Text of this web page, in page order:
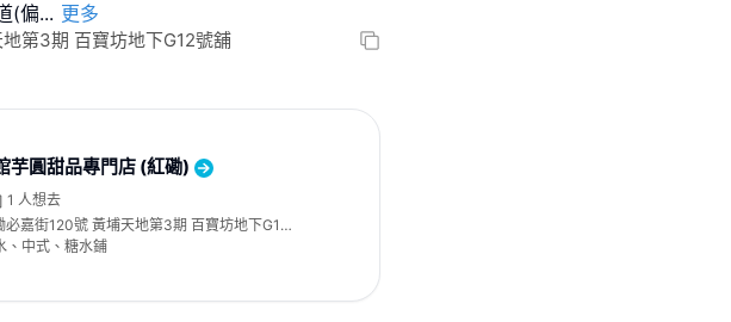
(偏... 更多
第3期 百寶坊地下G12號舖
芋圓甜品專門店 (紅磡)
1 人想去
必嘉街120號 黃埔天地第3期 百寶坊地下G12
、中式、糖水鋪